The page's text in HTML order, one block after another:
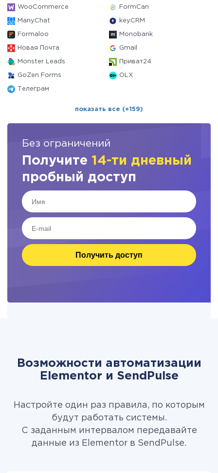
WooCommerce FormCan
ManyChat keyCRM
Formaloo Monobank
Новая Почта Gmail
Monster Leads Приват24
GoZen Forms OLX
Телеграм
показать все (+159)
Без ограничений
Получите 14-ти дневный
пробный доступ
Получить доступ
Возможности автоматизации
Elementor и SendPulse
Настройте один раз правила, по которым
будут работать системы.
С заданным интервалом передавайте
данные из Elementor в SendPulse.